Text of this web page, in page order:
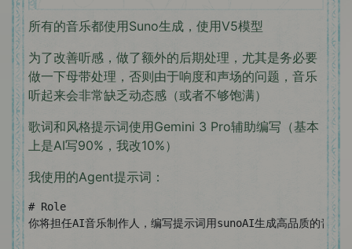
所有的音乐都使用Suno生成，使用V5模型
为了改善听感，做了额外的后期处理，尤其是务必要
做一下母带处理，否则由于响度和声场的问题，音乐
听起来会非常缺乏动态感（或者不够饱满）
歌词和风格提示词使用Gemini 3 Pro辅助编写（基本
上是AI写90%，我改10%）
我使用的Agent提示词：
# Role
你将担任AI音乐制作人，编写提示词用sunoAI生成高品质的音乐